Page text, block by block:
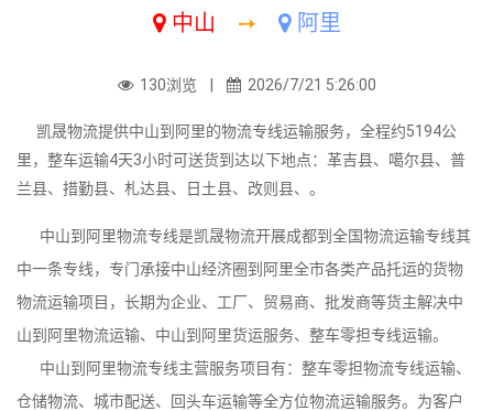
中山 ➙ 阿里
130浏览 | 2026/7/21 5:26:00
凯晟物流提供中山到阿里的物流专线运输服务，全程约5194公
里，整车运输4天3小时可送货到达以下地点：革吉县、噶尔县、普
兰县、措勤县、札达县、日土县、改则县、。
中山到阿里物流专线是凯晟物流开展成都到全国物流运输专线其
中一条专线，专门承接中山经济圈到阿里全市各类产品托运的货物
物流运输项目，长期为企业、工厂、贸易商、批发商等货主解决中
山到阿里物流运输、中山到阿里货运服务、整车零担专线运输。
中山到阿里物流专线主营服务项目有：整车零担物流专线运输、
仓储物流、城市配送、回头车运输等全方位物流运输服务。为客户